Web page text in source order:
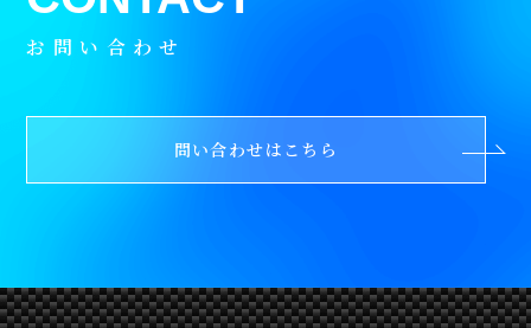
お問い合わせ
問い合わせはこちら